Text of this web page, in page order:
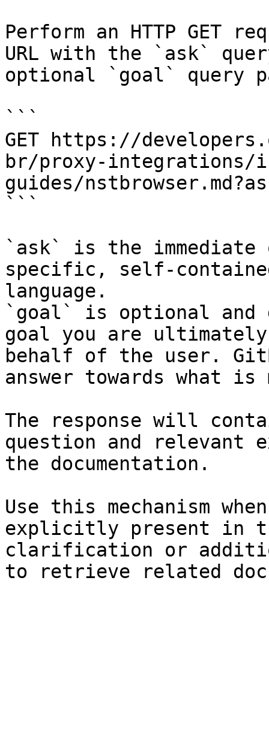
Perform an HTTP GET
URL with the `ask`
optional `goal` query
```
GET https://
br/proxy-integrations/
guides/
```
`ask` is the
specific, self-
language.
`goal` is optional and
goal you are
behalf of the user.
answer towards what
The response will
question and relevant
the documentation.
Use this mechanism
explicitly present in
clarification or